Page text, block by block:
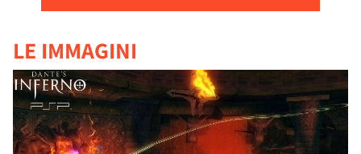
LE IMMAGINI